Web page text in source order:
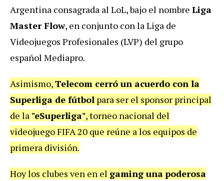
Argentina consagrada al LoL, bajo el nombre Liga
Master Flow, en conjunto con la Liga de
Videojuegos Profesionales (LVP) del grupo
español Mediapro.
Asimismo,Telecom cerró un acuerdo con la
Superliga de fútbol para ser el sponsor principal
de la "eSuperliga", torneo nacional del
videojuego FIFA 20 que reúne a los equipos de
primera división.
Hoy los clubes ven en el gaming unapoderosa